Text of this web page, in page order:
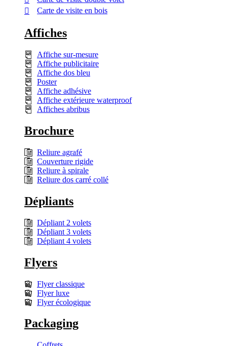
Carte de visite en bois
Affiches
Affiche sur-mesure
Affiche publicitaire
Affiche dos bleu
Poster
Affiche adhésive
Affiche extérieure waterproof
Affiches abribus
Brochure
Reliure agrafé
Couverture rigide
Reliure à spirale
Reliure dos carré collé
Dépliants
Dépliant 2 volets
Dépliant 3 volets
Dépliant 4 volets
Flyers
Flyer classique
Flyer luxe
Flyer écologique
Packaging